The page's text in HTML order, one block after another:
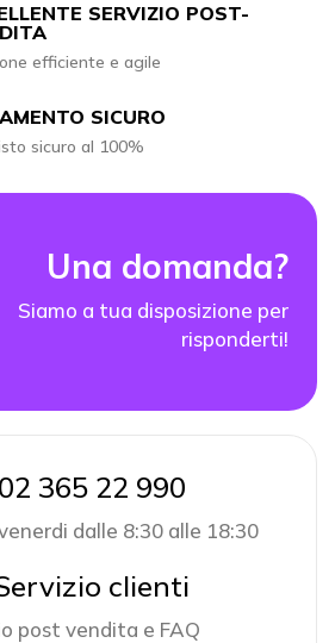
SERVIZIO POST-
efficiente e agile
SICURO
sicuro al 100%
Una domanda?
Siamo a tua disposizione per
risponderti!
icon
02 365 22 990
dalle 8:30 alle 18:30
clienti
post vendita e FAQ